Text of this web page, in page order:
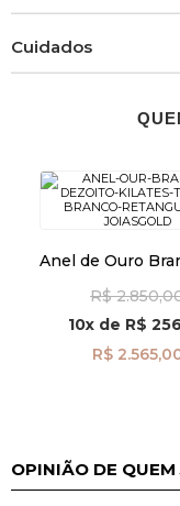
Cuidados
Anel de Ouro
Retangular
R$
10xde R$
R$
OPINIÃO DE